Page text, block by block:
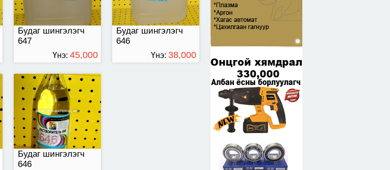
Будаг шингэлэгч
647
Үнэ: 45,000
ТӨГРӨГ
Будаг шингэлэгч
646
Үнэ: 38,000
Будаг шингэлэгч
646